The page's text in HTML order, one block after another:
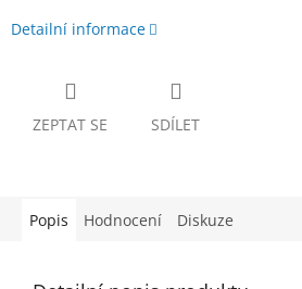
Detailní informace
ZEPTAT SE SDÍLET
Popis Hodnocení Diskuze